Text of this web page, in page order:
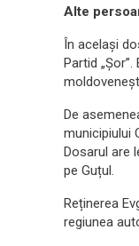
Alte
În același
Partid
De
municipiului
Dosarul are
pe Guțul.
Reținerea
regiunea